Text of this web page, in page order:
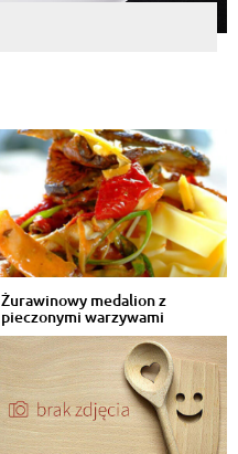
Żurawinowy medalion z
pieczonymi warzywami